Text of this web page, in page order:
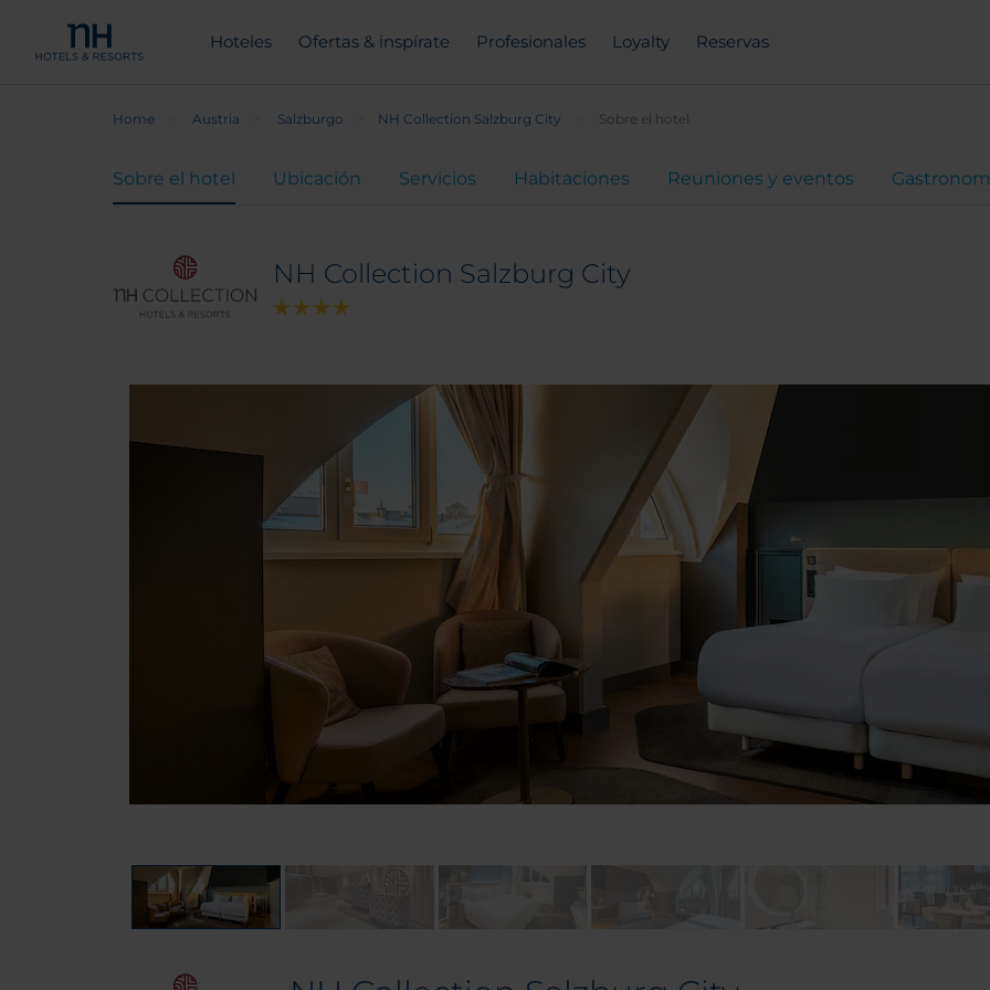
Hoteles Ofertas & inspírate Profesionales Loyalty Reservas
Home Austria Salzburgo NH Collection Salzburg City Sobre el hotel
Sobre el hotel Ubicación Servicios Habitaciones Reuniones y eventos
NH Collection Salzburg City